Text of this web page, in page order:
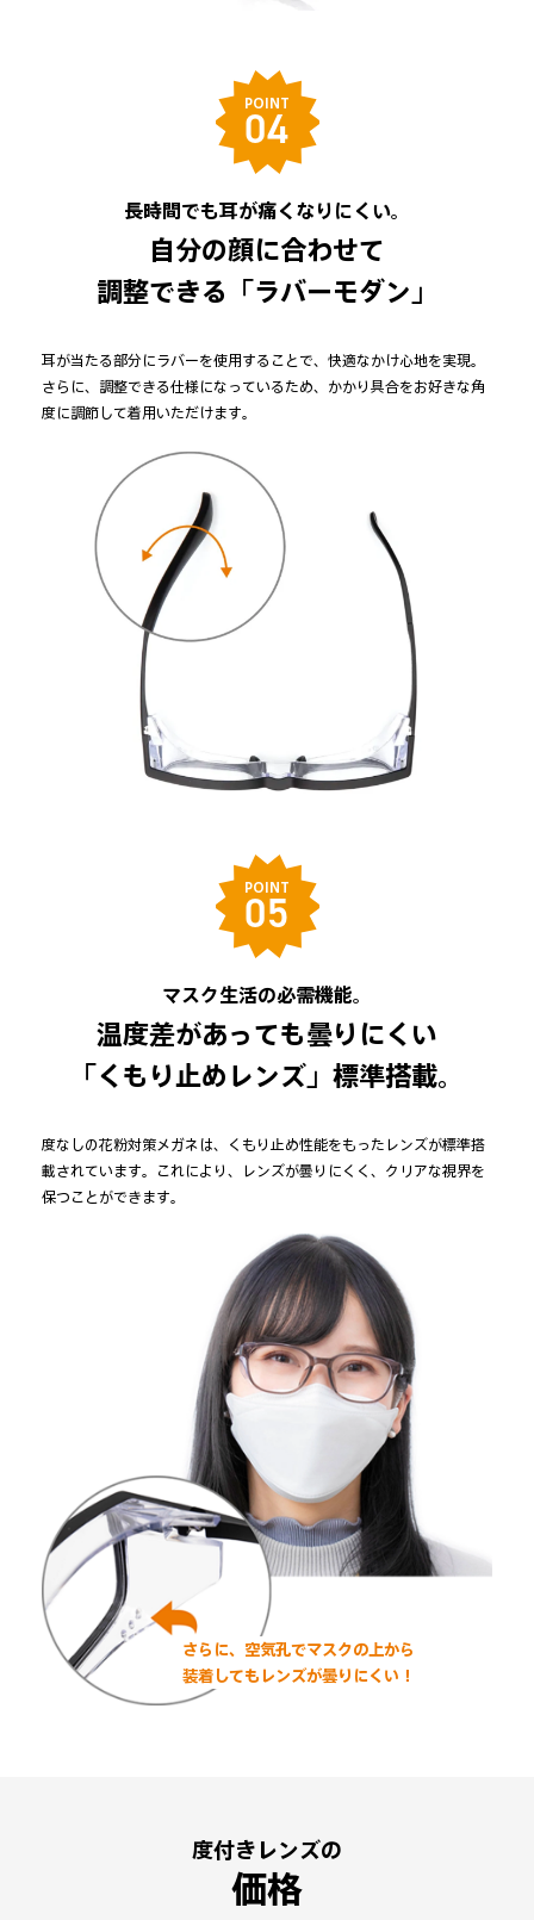
POINT
04
長時間でも耳が痛くなりにくい。
自分の顔に合わせて
調整できる「ラバーモダン」
耳が当たる部分にラバーを使用することで、快適なかけ心地を実現。
さらに、調整できる仕様になっているため、かかり具合をお好きな角
度に調節して着用いただけます。
POINT
05
マスク生活の必需機能。
温度差があっても曇りにくい
「くもり止めレンズ」標準搭載。
度なしの花粉対策メガネは、くもり止め性能をもったレンズが標準搭
載されています。これにより、レンズが曇りにくく、クリアな視界を
保つことができます。
さらに、空気孔でマスクの上から
装着してもレンズが曇りにくい！
度付きレンズの
価格